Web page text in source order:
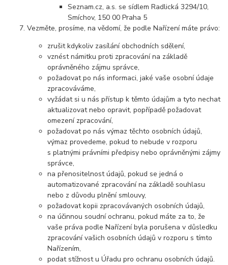
Seznam.cz, a.s. se sídlem Radlická 3294/10,
Smíchov, 150 00 Praha 5
Vezměte, prosíme, na vědomí, že podle Nařízení máte právo:
zrušit kdykoliv zasílání obchodních sdělení,
vznést námitku proti zpracování na základě
oprávněného zájmu správce,
požadovat po nás informaci, jaké vaše osobní údaje
zpracováváme,
vyžádat si u nás přístup k těmto údajům a tyto nechat
aktualizovat nebo opravit, popřípadě požadovat
omezení zpracování,
požadovat po nás výmaz těchto osobních údajů,
výmaz provedeme, pokud to nebude v rozporu
s platnými právními předpisy nebo oprávněnými zájmy
správce,
na přenositelnost údajů, pokud se jedná o
automatizované zpracování na základě souhlasu
nebo z důvodu plnění smlouvy,
požadovat kopii zpracovávaných osobních údajů,
na účinnou soudní ochranu, pokud máte za to, že
vaše práva podle Nařízení byla porušena v důsledku
zpracování vašich osobních údajů v rozporu s tímto
Nařízením,
podat stížnost u Úřadu pro ochranu osobních údajů.